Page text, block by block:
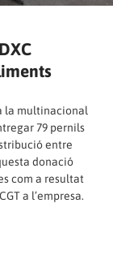
la multinacional
79 pernils
entre
donació
com a resultat
a l’empresa.